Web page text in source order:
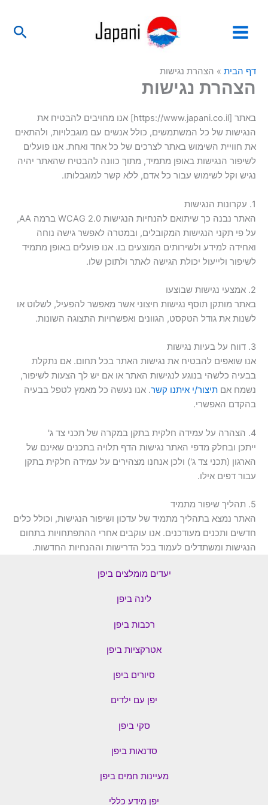
דף הבית » הצהרת נגישות
הצהרת נגישות
באתר [https://www.japani.co.il] אנו מחויבים להבטיח את
הנגישות של כל המשתמשים, כולל אנשים עם מוגבלויות, ולהתאים
את חוויית השימוש באתר לצרכים של כל אחד ואחת. אנו פועלים
לשיפור הנגישות באופן מתמיד, מתוך כוונה להבטיח שהאתר יהיה
נגיש וקל לשימוש עבור כל אדם, ללא קשר למוגבלותו.
1. עקרונות הנגישות
האתר נבנה כך שיתואם להנחיות הנגישות WCAG 2.0 ברמה AA,
על פי תקני הנגישות המקובלים, ובמטרה לאפשר גישה נוחה
ואחידה למידע ולשירותים המוצעים בו. אנו פועלים באופן מתמיד
לשיפור ולייעול יכולת הגישה לאתר ולתוכן שלו.
2. אמצעי נגישות שבוצעו
באתר מותקן תוסף נגישות חיצוני אשר מאפשר להפעיל, לשלוט או
לשנות את גודל הטקסט, הגוונים ואפשרויות התצוגה השונות.
3. דווח על בעיות נגישות
אנו שואפים להבטיח את נגישות האתר בכל תחום. אם נתקלת
בבעיה כלשהי בנוגע לנגישות האתר או אם יש לך הצעות לשיפור,
נשמח אם תיצור/י איתנו קשר. אנו נעשה כל מאמץ לטפל בבעיה
בהקדם האפשרי.
4. הצהרה על עמידה חלקית בתקן במקרה של תכני צד ג'
ייתכן ובחלק מדפי האתר נגישות הדף תלויה בתכנים שאינם של
הארגון (תכני צד ג') ולכן אנחנו מצהירים על עמידה חלקית בתקן
עבור דפים אילו.
5. תהליך שיפור מתמיד
האתר נמצא בתהליך מתמיד של עדכון ושיפור הנגישות, וכולל כלים
חדשים ותכנים מעודכנים. אנו עוקבים אחרי ההתפתחויות בתחום
הנגישות ומשתדלים לעמוד בכל הדרישות וההנחיות החדשות.
יעדים מומלצים ביפן
לינה ביפן
רכבות ביפן
אטרקציות ביפן
סיורים ביפן
יפן עם ילדים
סקי ביפן
סדנאות ביפן
מעיינות חמים ביפן
יפן מידע כללי